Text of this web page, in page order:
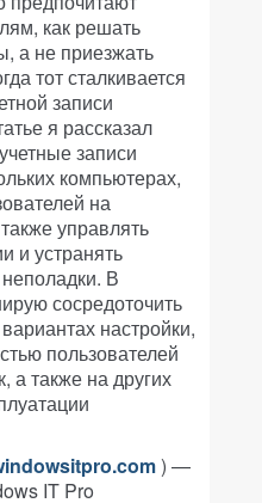
как решать
а не приезжать
тот сталкивается
записи
я рассказал
записи
компьютерах,
на
управлять
и устранять
В
сосредоточить
настройки,
пользователей
а также на других
) —
IT Pro